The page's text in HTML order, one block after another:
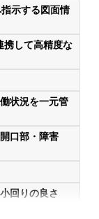
示する図面情
携して高精度な
状況を一元管
口部・障害
回りの良さ